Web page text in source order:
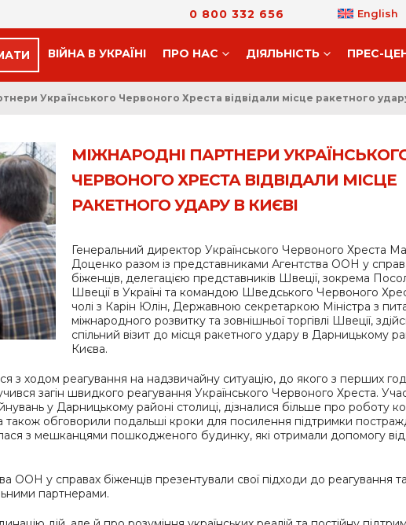
0 800 332 656 English
ВІЙНА В УКРАЇНІ ПРО НАС ДIЯЛЬНIСТЬ ПРЕС-
Українського Червоного Хреста відвідали місце ракетного
МІЖНАРОДНІ ПАРТНЕРИ
ЧЕРВОНОГО ХРЕСТА ВІДВІДАЛИ МІСЦЕ
РАКЕТНОГО УДАРУ В КИЄВІ
Генеральний директор Українського Червоного Хреста
Доценко разом із представниками Агентства ООН у
біженців, делегацією представників Швеції, зокрема
Швеції в Україні та командою Шведського Червоного
чолі з Карін Юлін, Державною секретаркою Міністра з
міжнародного розвитку та зовнішньої торгівлі Швеції,
спільний візит до місця ракетного удару в Дарницькому
Києва.
з ходом реагування на надзвичайну ситуацію, до якого з перших
загін швидкого реагування Українського Червоного Хреста.
у Дарницькому районі столиці, дізналися більше про роботу
а також обговорили подальші кроки для посилення підтримки
з мешканцями пошкодженого будинку, які отримали допомогу від
ООН у справах біженців презентували свої підходи до реагування та
партнерами.